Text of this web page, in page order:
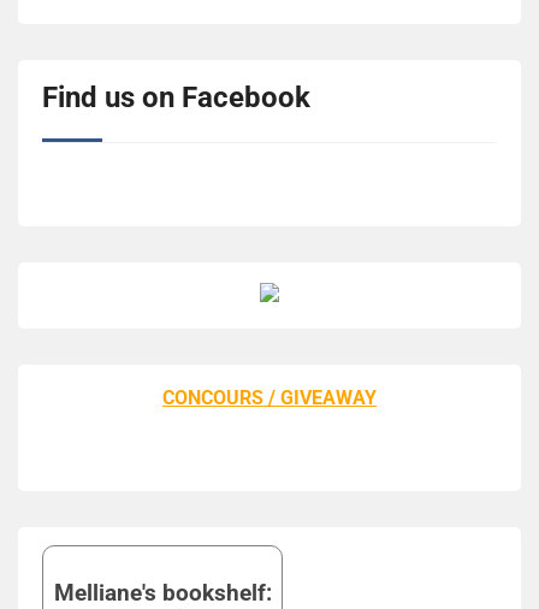
Find us on Facebook
CONCOURS / GIVEAWAY
Melliane's bookshelf: